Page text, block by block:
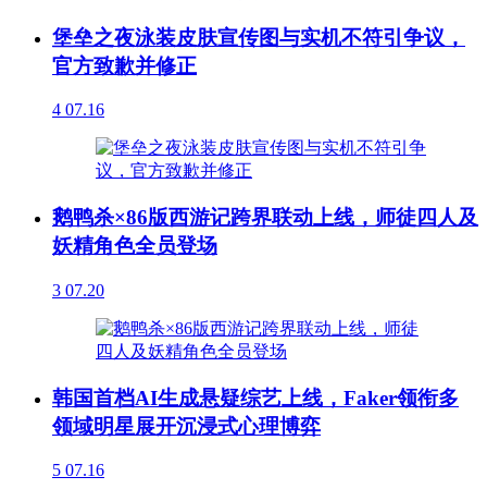
堡垒之夜泳装皮肤宣传图与实机不符引争议，
官方致歉并修正
4 07.16
鹅鸭杀×86版西游记跨界联动上线，师徒四人及
妖精角色全员登场
3 07.20
韩国首档AI生成悬疑综艺上线，Faker领衔多
领域明星展开沉浸式心理博弈
5 07.16